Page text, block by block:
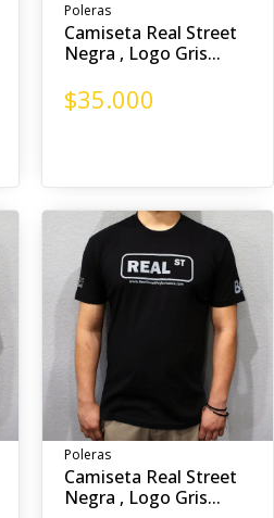
Poleras
Camiseta Real Street
Negra , Logo Gris...
$35.000
Poleras
Camiseta Real Street
Negra , Logo Gris...